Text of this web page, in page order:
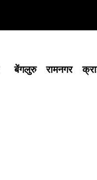
बेंगलुरु रामनगर